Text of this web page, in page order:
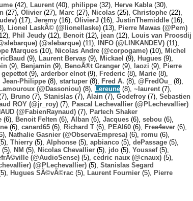
(42), Laurent (40), philippe (32), Herve Kabla (30),
(27), Olivier (27), Marc (27), Nicolas (25), Christophe (22),
(17), Jeremy (16), OlivierJ (16), JustinThemiddle (16),
Lionel LaskÃ© (@lionellaske) (13),
Pierre Mawas (@Pem)
Phil Jeudy (12), Benoit (12), jean (12),
Louis van Proosdij
(@slebarque) (11), INFO (@LINKANDEV) (11),
Marques (10), Nicolas Andre (@corpogame) (10),
Michel
(9), Laurent Bervas (9), Mickael (9), Hugues (9),
(9), Benjamin (9), BenoÃ®t Granger (9), laozi (9),
Pierre
gepettot (9), arderbor elnot (9), Frederic (8), Marie (8),
Jean-Philippe (8), startuper (8), Fred A. (8), @FredOu_
(8),
(@Dassoniou) (8), Lereune (8), ~laurent (7),
Bruno (7), Stanislas (7), Alain (7), Godefroy (7), Sebastien
ROY (@jr_roy) (7),
Pascal Lechevallier (@PLechevallier)
(@FabienRaynaud) (7),
Partech Shaker
(6), Benoit Felten (6), Alban (6), Jacques (6), sebou (6),
(6), canard65 (6), Richard T (6), PEAI60 (6), Free4ever (6),
Nathalie Gasnier (@ObservaEmpresa) (6), romu (6),
Thierry (5), Alphonse (5), apbianco (5), dePassage (5),
(5), NM (5), Nicolas Chevallier (5), jdo (5), Youssef(5),
(@AudioSense) (5), cedric naux (@cnaux) (5),
(@PLechevallier) (5), Stanislas Segard
Hugues SÃ©vÃ©rac (5), Laurent Fournier (5),
Pierre